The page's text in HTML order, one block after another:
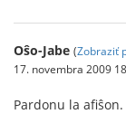
Oŝo-Jabe (Zobraziť
17. novembra 2009
Pardonu la afiŝon.